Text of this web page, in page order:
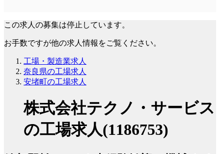
この求人の募集は停止しています。
お手数ですが他の求人情報をご覧ください。
工場・製造業求人
奈良県の工場求人
安堵町の工場求人
株式会社テクノ・サービス
の工場求人(1186753)